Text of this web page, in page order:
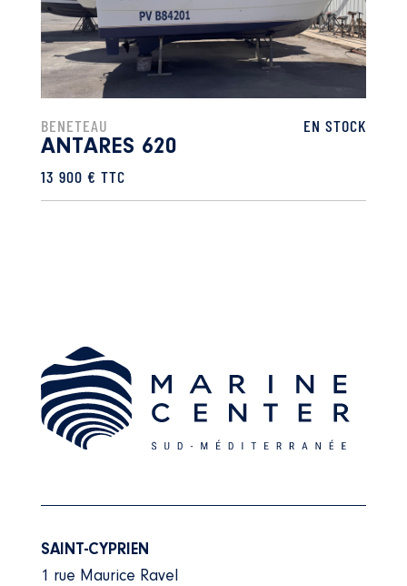
BENETEAU EN STOCK
ANTARES 620
13 900 € TTC
SAINT-CYPRIEN
1 rue Maurice Ravel